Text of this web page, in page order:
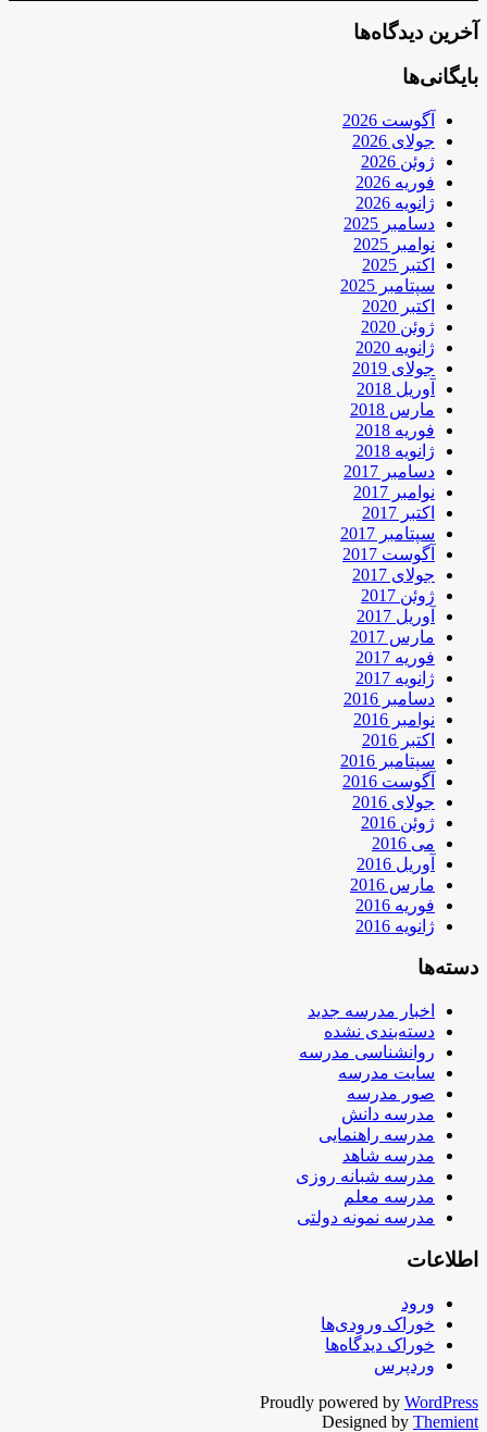
آخرین دیدگاه‌ها
بایگانی‌ها
آگوست 2026
جولای 2026
ژوئن 2026
فوریه 2026
ژانویه 2026
دسامبر 2025
نوامبر 2025
اکتبر 2025
سپتامبر 2025
اکتبر 2020
ژوئن 2020
ژانویه 2020
جولای 2019
آوریل 2018
مارس 2018
فوریه 2018
ژانویه 2018
دسامبر 2017
نوامبر 2017
اکتبر 2017
سپتامبر 2017
آگوست 2017
جولای 2017
ژوئن 2017
آوریل 2017
مارس 2017
فوریه 2017
ژانویه 2017
دسامبر 2016
نوامبر 2016
اکتبر 2016
سپتامبر 2016
آگوست 2016
جولای 2016
ژوئن 2016
می 2016
آوریل 2016
مارس 2016
فوریه 2016
ژانویه 2016
دسته‌ها
اخبار مدرسه جدید
دسته‌بندی نشده
روانشناسی مدرسه
سایت مدرسه
صور مدرسه
مدرسه دانش
مدرسه راهنمایی
مدرسه شاهد
مدرسه شبانه روزی
مدرسه معلم
مدرسه نمونه دولتی
اطلاعات
ورود
خوراک ورودی‌ها
خوراک دیدگاه‌ها
وردپرس
Proudly powered by WordPress
Designed by Themient